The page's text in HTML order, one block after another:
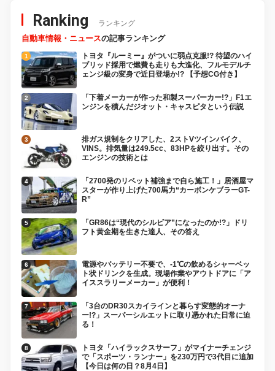
Ranking ランキング
自動車情報・ニュースの記事ランキング
トヨタ『ルーミー』がついに弱点克服!? 待望のハイ
ブリッド採用で燃費も走りも大進化、フルモデルチ
ェンジ級の変身で近日登場か!? 【予想CG付き】
「下着メーカーが作った和製スーパーカー!?」F1エ
ンジンを積んだジオット・キャスピタという伝説
排ガス規制をクリアした、2ストVツインバイク、
VINS。排気量は249.5cc、83HPを絞り出す。その
エンジンの技術とは
「2700発のリベット補強まで自ら施工！」居酒屋マ
スターが作り上げた700馬力“カーボンケブラーGT-
R”
「GR86は“現代のシルビア”になったのか!?」ドリ
フト黄金期を生きた達人、その答え
電源やバッテリー不要で、-1℃の飲めるシャーベッ
ト状ドリンクを生成。現場作業やアウトドアに「ア
イススラリーメーカー」が便利！
「3台のDR30スカイラインと暮らす変態的オーナ
ー!?」スーパーシルエットに取り憑かれた日常に迫
る！
トヨタ「ハイラックスサーフ」がマイナーチェンジ
で「スポーツ・ランナー」を230万円で3代目に追加
【今日は何の日？8月4日】